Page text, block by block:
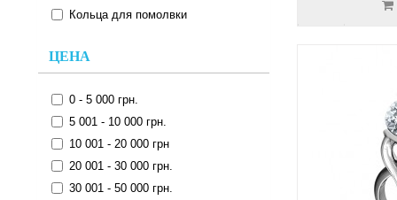
Кольца для помолвки
ЦЕНА
0 - 5 000 грн.
5 001 - 10 000 грн.
10 001 - 20 000 грн
20 001 - 30 000 грн.
30 001 - 50 000 грн.